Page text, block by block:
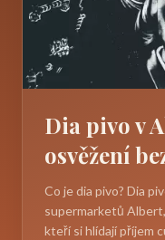
Dia pivo v
osvěžení
Co je dia pivo? Dia
supermarketů
kteří si hlídají příjem